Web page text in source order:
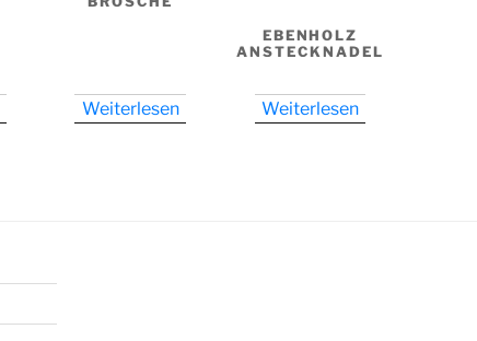
Weiterlesen
EBENHOLZ
ANSTECKNADEL
Weiterlesen